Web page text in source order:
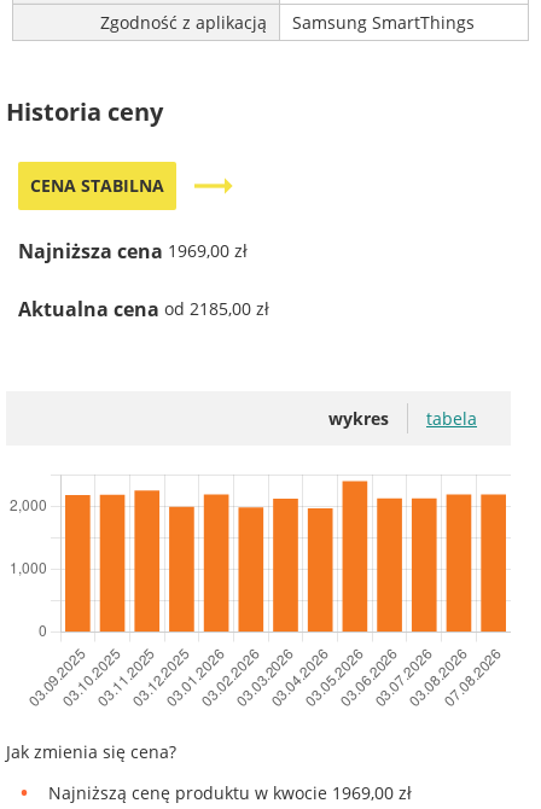
Zgodność z aplikacją
Samsung SmartThings
Historia ceny
CENA STABILNA trending_flat
Najniższa cena 1969,00 zł
Aktualna cena od 2185,00 zł
wykres tabela
Jak zmienia się cena?
Najniższą cenę produktu w kwocie 1969,00 zł